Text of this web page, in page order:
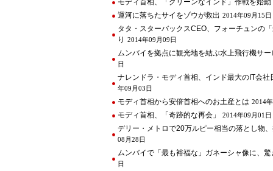
モディ首相、「クリーンなインド」作戦を始動
運河に落ちたサイをゾウが救出 2014年09月15日
タタ・スターバックスCEO、フォーチュンの
り
2014年09月09日
ムンバイを拠点に観光地を結ぶ水上飛行機サ
日
ナレンドラ・モディ首相、インド最大のIT会社
年09月03日
モディ首相から安倍首相へのお土産とは 2014
モディ首相、「奇跡的な再会」 2014年09月01日
デリー・メトロで20万ルピー相当の落とし物
08月28日
ムンバイで「最も裕福な」ガネーシャ像に、
日